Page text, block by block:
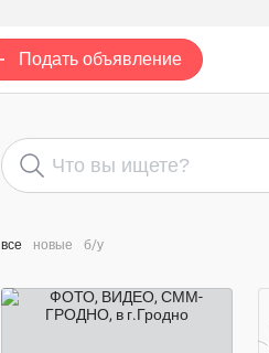
Подать объявление
все новые б/у